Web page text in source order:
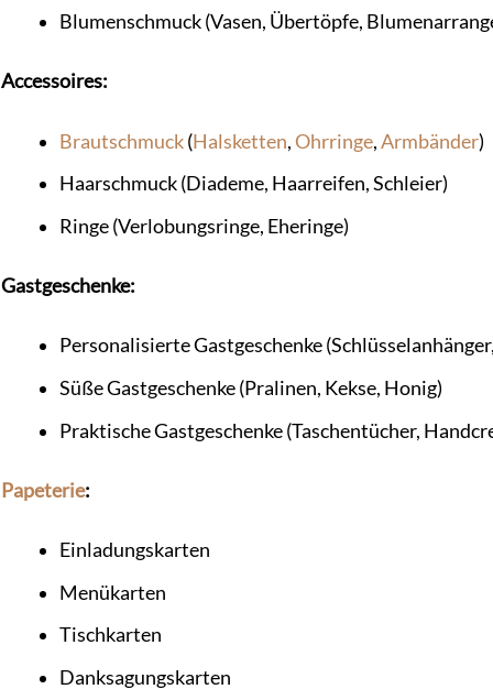
Blumenschmuck (Vasen, Übertöpfe,
Accessoires:
Brautschmuck(Halsketten,Ohrringe,Armbänder)
Haarschmuck (Diademe, Haarreifen, Schleier)
Ringe (Verlobungsringe, Eheringe)
Gastgeschenke:
Personalisierte Gastgeschenke
Süße Gastgeschenke (Pralinen, Kekse, Honig)
Praktische Gastgeschenke (Taschentücher,
Papeterie:
Einladungskarten
Menükarten
Tischkarten
Danksagungskarten